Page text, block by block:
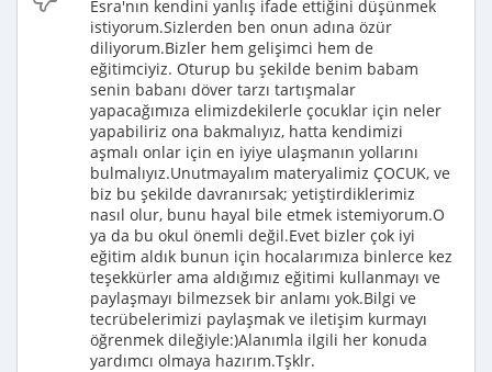
Esra'nın kendini yanlış ifade ettiğini düşünmek
istiyorum.Sizlerden ben onun adına özür
diliyorum.Bizler hem gelişimci hem de
eğitimciyiz. Oturup bu şekilde benim babam
senin babanı döver tarzı tartışmalar
yapacağımıza elimizdekilerle çocuklar için neler
yapabiliriz ona bakmalıyız, hatta kendimizi
aşmalı onlar için en iyiye ulaşmanın yollarını
bulmalıyız.Unutmayalım materyalimiz ÇOCUK, ve
biz bu şekilde davranırsak; yetiştirdiklerimiz
nasıl olur, bunu hayal bile etmek istemiyorum.O
ya da bu okul önemli değil.Evet bizler çok iyi
eğitim aldık bunun için hocalarımıza binlerce kez
teşekkürler ama aldığımız eğitimi kullanmayı ve
paylaşmayı bilmezsek bir anlamı yok.Bilgi ve
tecrübelerimizi paylaşmak ve iletişim kurmayı
öğrenmek dileğiyle:)Alanımla ilgili her konuda
yardımcı olmaya hazırım.Tşklr.